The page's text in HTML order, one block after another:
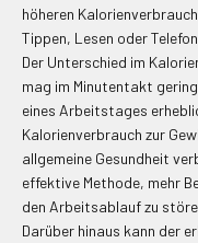
höheren
Tippen, Lesen oder
Der Unterschied im
mag im Minutentakt
eines Arbeitstages
Kalorienverbrauch zur
allgemeine Gesundheit
effektive Methode, mehr
den Arbeitsablauf zu
Darüber hinaus kann der